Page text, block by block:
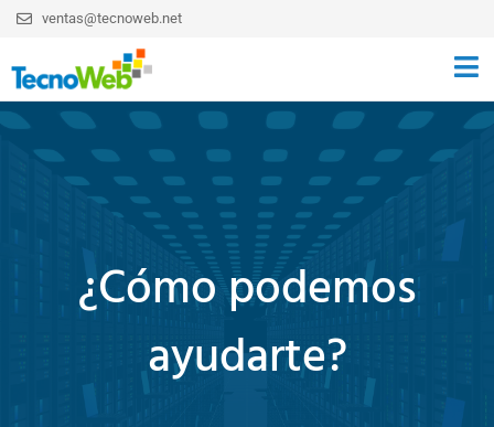
ventas@tecnoweb.net
¿Cómo podemos
ayudarte?